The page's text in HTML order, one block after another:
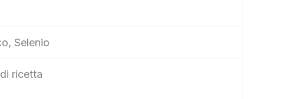
Selenio
ricetta